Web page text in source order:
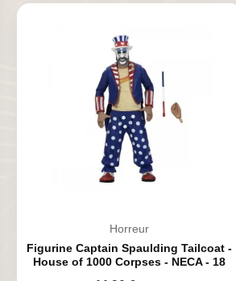
Horreur
Figurine Captain Spaulding Tailcoat -
House of 1000 Corpses - NECA - 18